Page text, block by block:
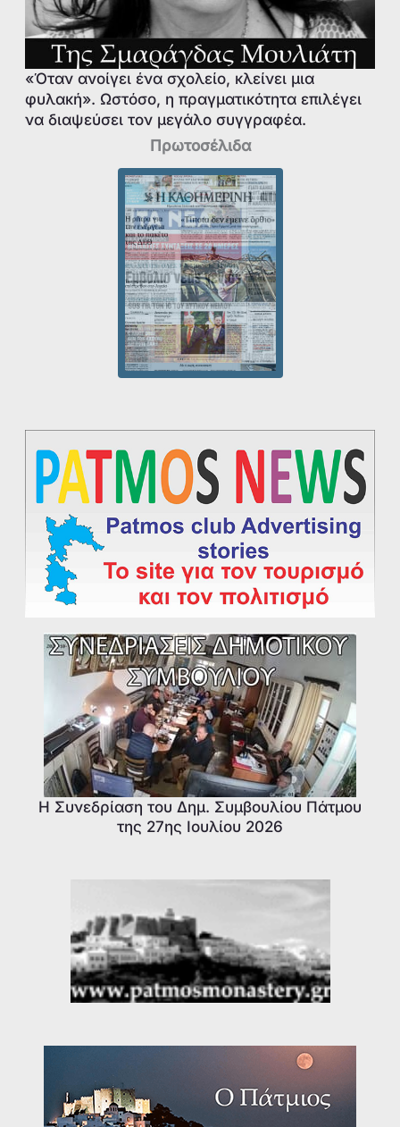
«Όταν ανοίγει ένα σχολείο, κλείνει μια
φυλακή». Ωστόσο, η πραγματικότητα επιλέγει
να διαψεύσει τον μεγάλο συγγραφέα.
Πρωτοσέλιδα
Η Συνεδρίαση του Δημ. Συμβουλίου Πάτμου
της 27ης Ιουλίου 2026